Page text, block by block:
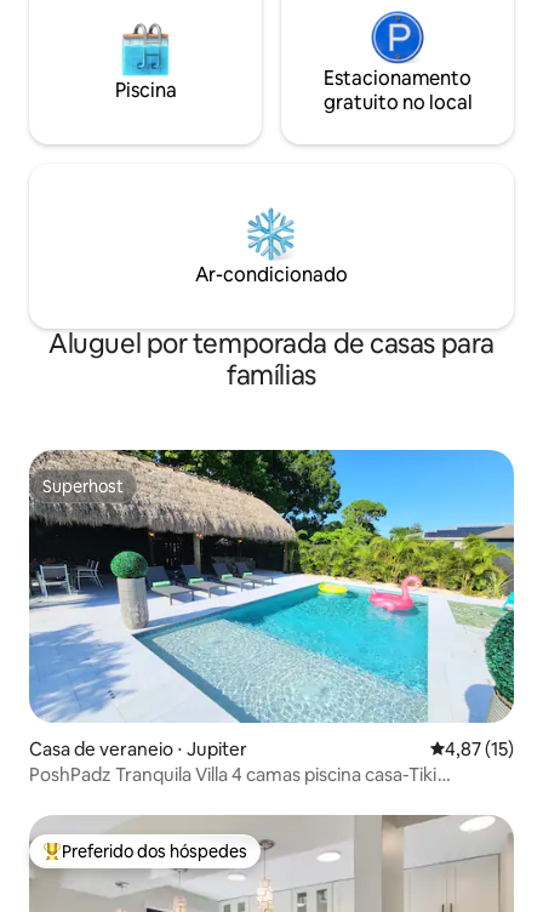
Piscina
Estacionamento
gratuito no local
Ar-condicionado
Aluguel por temporada de casas para
famílias
Superhost
Superhost
Casa de veraneio ⋅ Jupiter 4,87 de uma
4,87 (15)
PoshPadz Tranquila Villa 4 camas piscina casa-Tiki
Entre os melhores preferidos dos hóspedes
Preferido dos hóspedes